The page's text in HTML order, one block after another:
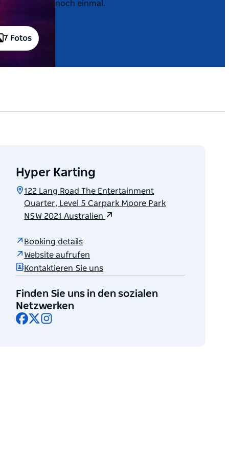
7 Fotos
noch einmal.
Hyper Karting
122 Lang Road The Entertainment
Quarter, Level 5 Carpark Moore Park
NSW 2021 Australien
Booking details
Website aufrufen
Kontaktieren Sie uns
Finden Sie uns in den sozialen
Netzwerken
Facebook
X